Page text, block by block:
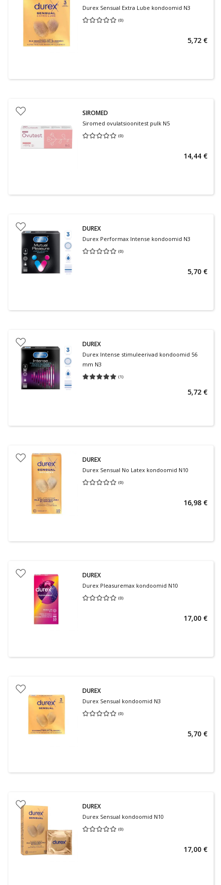
Durex Sensual Extra Lube kondoomid N3
(0)
Keskmine hinnang 0.00
5,72 €
SIROMED
Siromed ovulatsioonitest pulk N5
(0)
Keskmine hinnang 0.00
14,44 €
DUREX
Durex Performax Intense kondoomid N3
(0)
Keskmine hinnang 0.00
5,70 €
DUREX
Durex Intense stimuleerivad kondoomid 56
mm N3
(1)
Keskmine hinnang 5.00
5,72 €
DUREX
Durex Sensual No Latex kondoomid N10
(0)
Keskmine hinnang 0.00
16,98 €
DUREX
Durex Pleasuremax kondoomid N10
(0)
Keskmine hinnang 0.00
17,00 €
DUREX
Durex Sensual kondoomid N3
(0)
Keskmine hinnang 0.00
5,70 €
DUREX
Durex Sensual kondoomid N10
(0)
Keskmine hinnang 0.00
17,00 €